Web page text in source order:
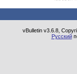
vBulletin v3.6.8,
Русский